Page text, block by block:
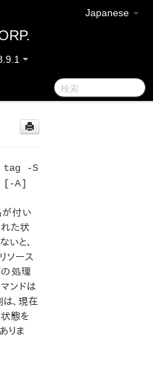
Japanese
ースノート
for Windows の利用
トレーションガイド
カルドキュメンテーショ
-S
[-A]
が付い
た状
いと、
ソース
処理
ンドは
、現在
態を
りま